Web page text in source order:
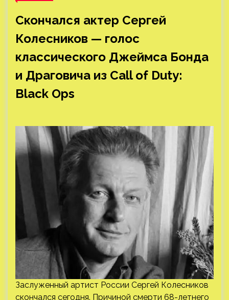
Скончался актер Сергей
Колесников — голос
классического Джеймса Бонда
и Драговича из Call of Duty:
Black Ops
Заслуженный артист России Сергей Колесников
скончался сегодня. Причиной смерти 68-летнего